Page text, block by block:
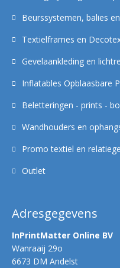
Adresgegevens
InPrintMatter Online BV
Wanraaij 29o
6673 DM Andelst
Beurssystemen, balies
Textielframes en
Gevelaankleding en
Inflatables Opblaasbare
Beletteringen - prints -
Wandhouders en
Promo textiel en
Outlet